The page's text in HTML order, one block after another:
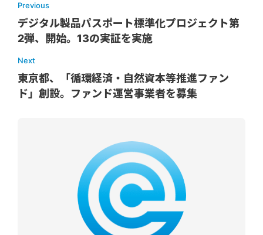
Previous
デジタル製品パスポート標準化プロジェクト第
2弾、開始。13の実証を実施
Next
東京都、「循環経済・自然資本等推進ファン
ド」創設。ファンド運営事業者を募集